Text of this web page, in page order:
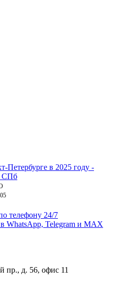
телефону 24/7
WhatsApp, Telegram и MAX
пр., д. 56, офис 11